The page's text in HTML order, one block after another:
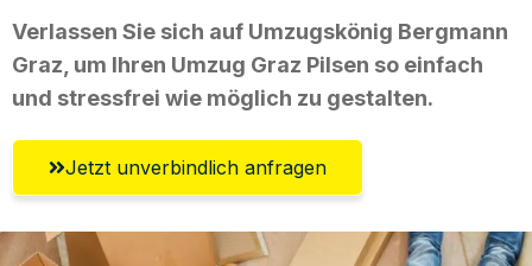
Verlassen Sie sich auf Umzugskönig Bergmann
Graz, um Ihren Umzug Graz Pilsen so einfach
und stressfrei wie möglich zu gestalten.
Jetzt unverbindlich anfragen